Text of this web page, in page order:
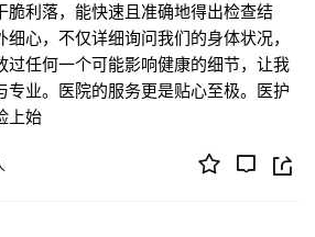
脆利落，能快速且准确地得出检查结
心，不仅详细询问我们的身体状况，
过任何一个可能影响健康的细节，让我
专业。医院的服务更是贴心至极。医护
上始